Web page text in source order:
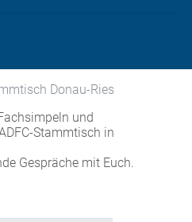
Donau-Ries
und
Stammtisch in
Gespräche mit Euch.